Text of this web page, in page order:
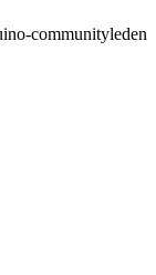
communityleden